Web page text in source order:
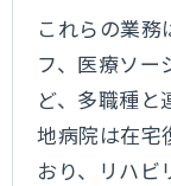
これらの業
フ、医療ソー
ど、多職種と
地病院は在宅
おり、リハビ